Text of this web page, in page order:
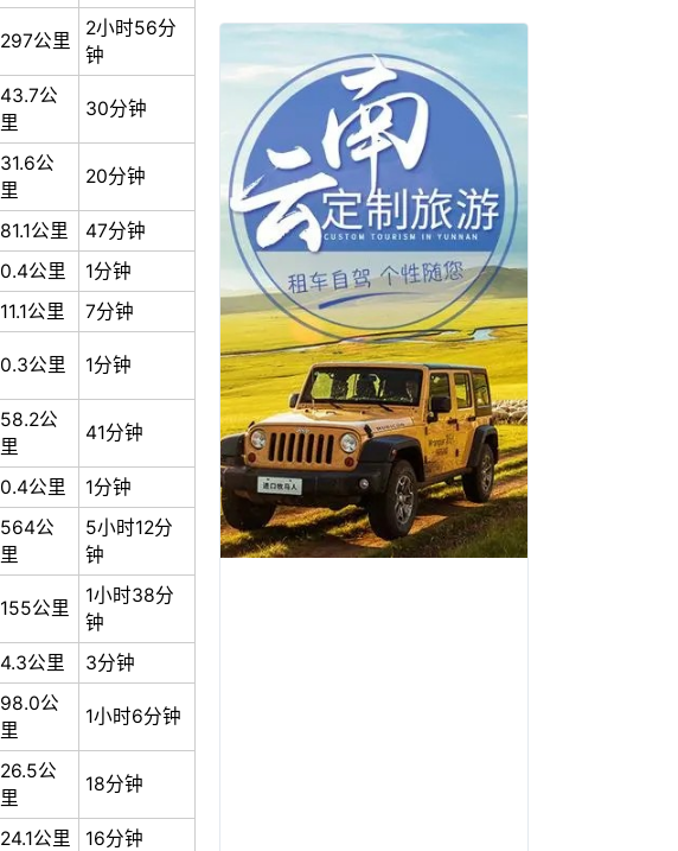
297公里
2小时56分
钟
43.7公
里
30分钟
31.6公
里
20分钟
81.1公里
47分钟
0.4公里
1分钟
11.1公里
7分钟
0.3公里 1分钟
58.2公
里
41分钟
0.4公里 1分钟
564公
里
5小时12分
钟
155公里
1小时38分
钟
4.3公里 3分钟
98.0公
里
1小时6分钟
26.5公
里
18分钟
24.1公里 16分钟